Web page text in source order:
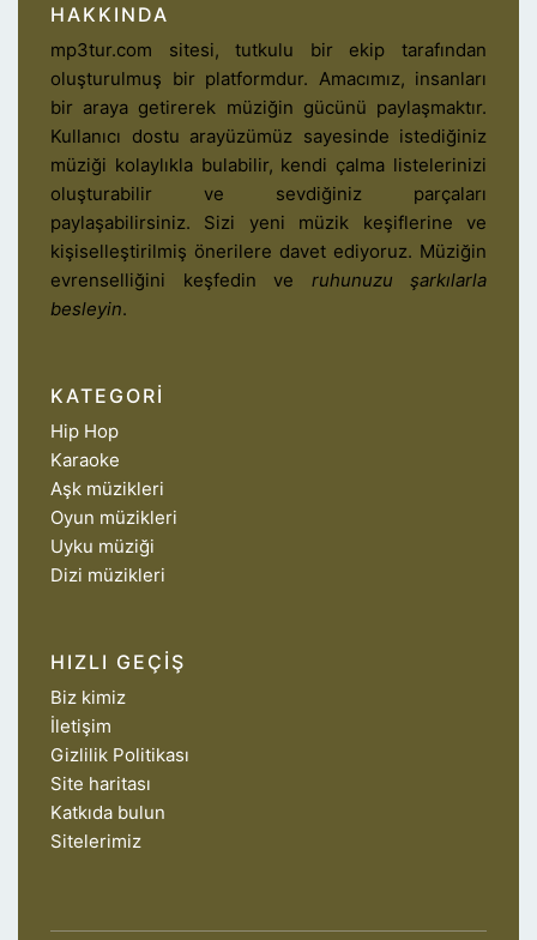
HAKKINDA
mp3tur.com sitesi, tutkulu bir ekip tarafından
oluşturulmuş bir platformdur. Amacımız, insanları
bir araya getirerek müziğin gücünü paylaşmaktır.
Kullanıcı dostu arayüzümüz sayesinde istediğiniz
müziği kolaylıkla bulabilir, kendi çalma listelerinizi
oluşturabilir ve sevdiğiniz parçaları
paylaşabilirsiniz. Sizi yeni müzik keşiflerine ve
kişiselleştirilmiş önerilere davet ediyoruz. Müziğin
evrenselliğini keşfedin ve ruhunuzu şarkılarla
besleyin.
KATEGORI
Hip Hop
Karaoke
Aşk müzikleri
Oyun müzikleri
Uyku müziği
Dizi müzikleri
HIZLI GEÇIŞ
Biz kimiz
İletişim
Gizlilik Politikası
Site haritası
Katkıda bulun
Sitelerimiz